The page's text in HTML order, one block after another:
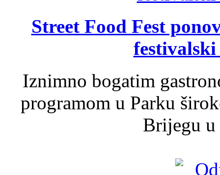
Street Food Fest
Iznimno bogatim
programom u Parku
Brijegu u